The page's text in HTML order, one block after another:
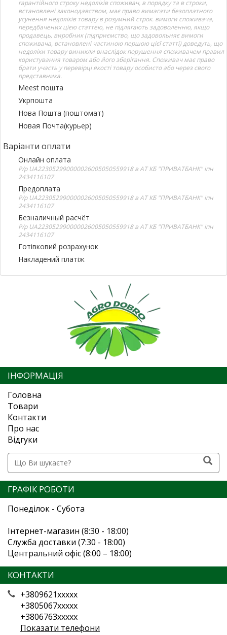
гарантійного строку недоліків споживач, в порядку та в строки,
встановлені законодавством, має право вимагати безоплатного
усунення недоліків товару в розумний строк. вимоги споживача,
передбачених цією статтею, не підлягають задоволенню, якщо
продавець, виробник (підприємство, що задовольняє вимоги
споживача, встановлені частиною першою цієї статті) доведуть, що
недоліки товару виникли внаслідок порушення споживачем правил
користування товаром або його зберігання. Споживач має право
брати участь у перевірці якості товару особисто або через свого
представника.
Meest пошта
Укрпошта
Нова Пошта (поштомат)
Новая Почта(курьер)
Варіанти оплати
Онлайн оплата
Р/р UA223052990000026005050559918 в АТ КБ "ПРИВАТБАНК" іпн
2434116107
Предоплата
Р/р UA223052990000026005050559918 в АТ КБ "ПРИВАТБАНК" іпн
2434116107
Безналичный расчёт
Р/р UA223052990000026005050559918 в АТ КБ "ПРИВАТБАНК" іпн
2434116107
Готівковий розрахунок
Накладений платіж
ІНФОРМАЦІЯ
Головна
Товари
Контакти
Про нас
Відгуки
ГРАФІК РОБОТИ
Понеділок - Субота
Інтернет-магазин (8:30 - 18:00)
Служба доставки (7:30 - 18:00)
Центральний офіс (8:00 – 18:00)
КОНТАКТИ
+3809621xxxxx
+3805067xxxxx
+3806763xxxxx
Показати телефони